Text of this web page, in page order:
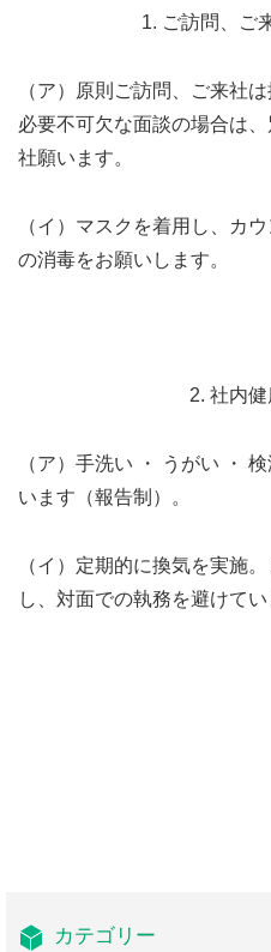
1. ご訪問、
（ア）原則ご訪問、ご来社
必要不可欠な面談の場合は
社願います。
（イ）マスクを着用し、カ
の消毒をお願いします。
2. 社内
（ア）手洗い ・ うがい ・
います（報告制）。
（イ）定期的に換気を実施
し、対面での執務を避けてい
カテゴリー